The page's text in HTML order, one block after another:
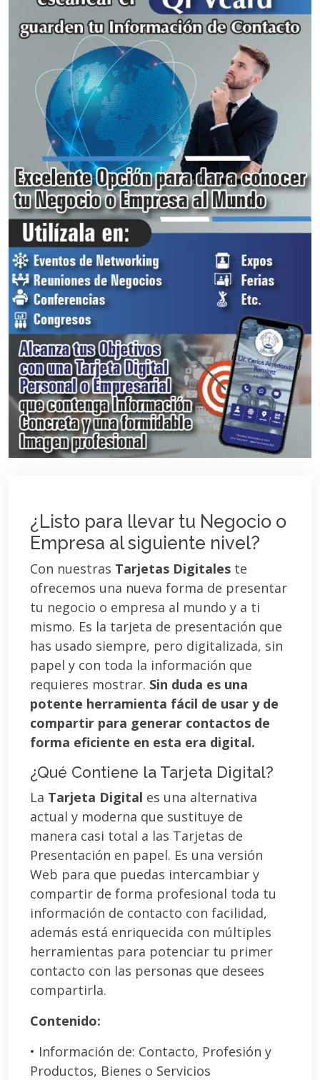
¿Listo para llevar tu Negocio o
Empresa al siguiente nivel?
Con nuestras Tarjetas Digitales te
ofrecemos una nueva forma de presentar
tu negocio o empresa al mundo y a ti
mismo. Es la tarjeta de presentación que
has usado siempre, pero digitalizada, sin
papel y con toda la información que
requieres mostrar. Sin duda es una
potente herramienta fácil de usar y de
compartir para generar contactos de
forma eficiente en esta era digital.
¿Qué Contiene la Tarjeta Digital?
La Tarjeta Digital es una alternativa
actual y moderna que sustituye de
manera casi total a las Tarjetas de
Presentación en papel. Es una versión
Web para que puedas intercambiar y
compartir de forma profesional toda tu
información de contacto con facilidad,
además está enriquecida con múltiples
herramientas para potenciar tu primer
contacto con las personas que desees
compartirla.
Contenido:
• Información de: Contacto, Profesión y
Productos, Bienes o Servicios